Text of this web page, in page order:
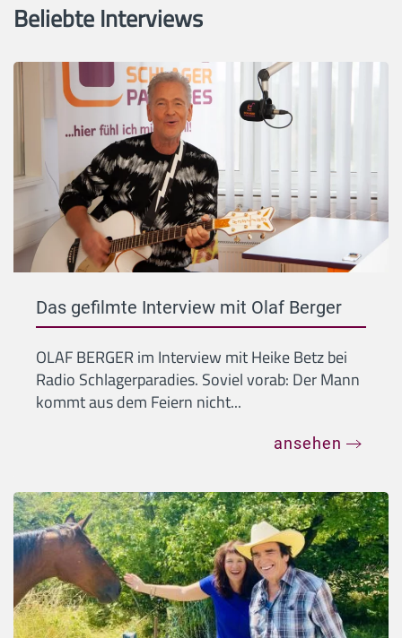
Beliebte Interviews
Das gefilmte Interview mit Olaf Berger
OLAF BERGER im Interview mit Heike Betz bei
Radio Schlagerparadies. Soviel vorab: Der Mann
kommt aus dem Feiern nicht...
ansehen